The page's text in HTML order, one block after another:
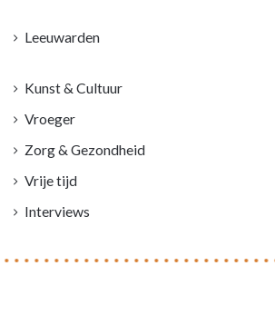
Leeuwarden
Kunst & Cultuur
Vroeger
Zorg & Gezondheid
Vrije tijd
Interviews